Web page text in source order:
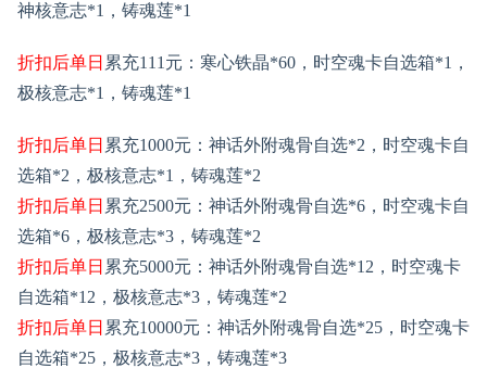
神核意志*1，铸魂莲*1
折扣后单日 累充111 元 ： 寒心铁晶*60，时空魂卡自选箱*1，
极核意志*1 ， 铸魂莲*1
折扣后单日 累充1000元 ： 神话外附魂骨自选*2， 时空魂卡自
选箱*2，极核意志*1 ， 铸魂莲*2
折扣后单日 累充2500元 ： 神话外附魂骨自选*6， 时空魂卡自
选箱*6，极核意志*3 ， 铸魂莲*2
折扣后单日 累充5000元 ： 神话外附魂骨自选*12， 时空魂卡
自选箱*12，极核意志*3 ， 铸魂莲*2
折扣后单日 累充10000元 ： 神话外附魂骨自选*25， 时空魂卡
自选箱*25，极核意志*3 ， 铸魂莲*3